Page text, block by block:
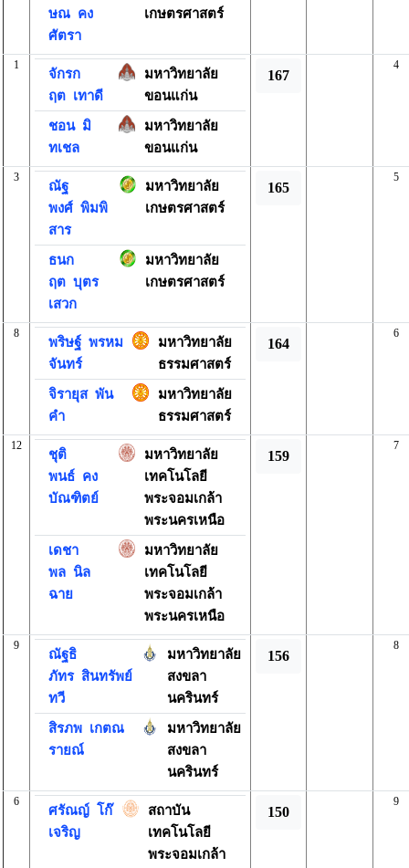
ษณคง
ศัตรา
เกษตรศาสตร์
1
จักรก
ฤตเทาดี
มหาวิทยาลัย
ขอนแก่น
ชอนมิ
ทเชล
มหาวิทยาลัย
ขอนแก่น
167
4
3
ณัฐ
พงศ์พิมพิ
สาร
มหาวิทยาลัย
เกษตรศาสตร์
ธนก
ฤตบุตร
เสวก
มหาวิทยาลัย
เกษตรศาสตร์
165
5
8
พริษฐ์พรหม
จันทร์
มหาวิทยาลัย
ธรรมศาสตร์
จิรายุสพัน
คำ
มหาวิทยาลัย
ธรรมศาสตร์
164
6
12
ชุติ
พนธ์คง
บัณฑิตย์
มหาวิทยาลัย
เทคโนโลยี
พระจอมเกล้า
พระนครเหนือ
เดชา
พลนิล
ฉาย
มหาวิทยาลัย
เทคโนโลยี
พระจอมเกล้า
พระนครเหนือ
159
7
9
ณัฐธิ
ภัทรสินทรัพย์
ทวี
มหาวิทยาลัย
สงขลา
นครินทร์
สิรภพเกตณ
รายณ์
มหาวิทยาลัย
สงขลา
นครินทร์
156
8
6
ศรัณญ์โก๊
เจริญ
สถาบัน
เทคโนโลยี
พระจอมเกล้า
150
9